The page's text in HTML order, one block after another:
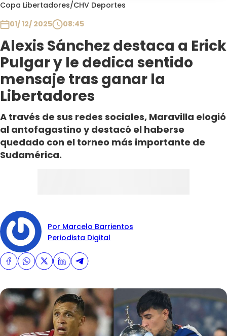
Copa Libertadores/CHV Deportes
01/ 12/ 2025
08:45
Alexis Sánchez destaca a Erick
Pulgar y le dedica sentido
mensaje tras ganar la
Libertadores
A través de sus redes sociales, Maravilla elogió
al antofagastino y destacó el haberse
quedado con el torneo más importante de
Sudamérica.
Por Marcelo Barrientos
Periodista Digital
Programas
Club De La Comedia
Contigo en Directo
Plan Perfecto
El Tiempo
Sabingo
Todos Los Programas